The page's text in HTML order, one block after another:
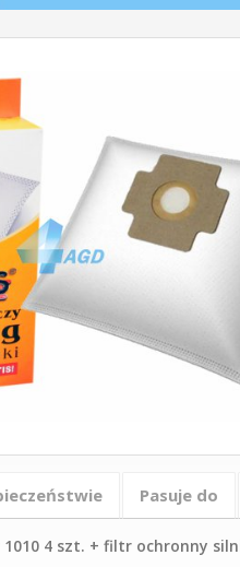
Pasuje do
4 szt. + filtr ochronny